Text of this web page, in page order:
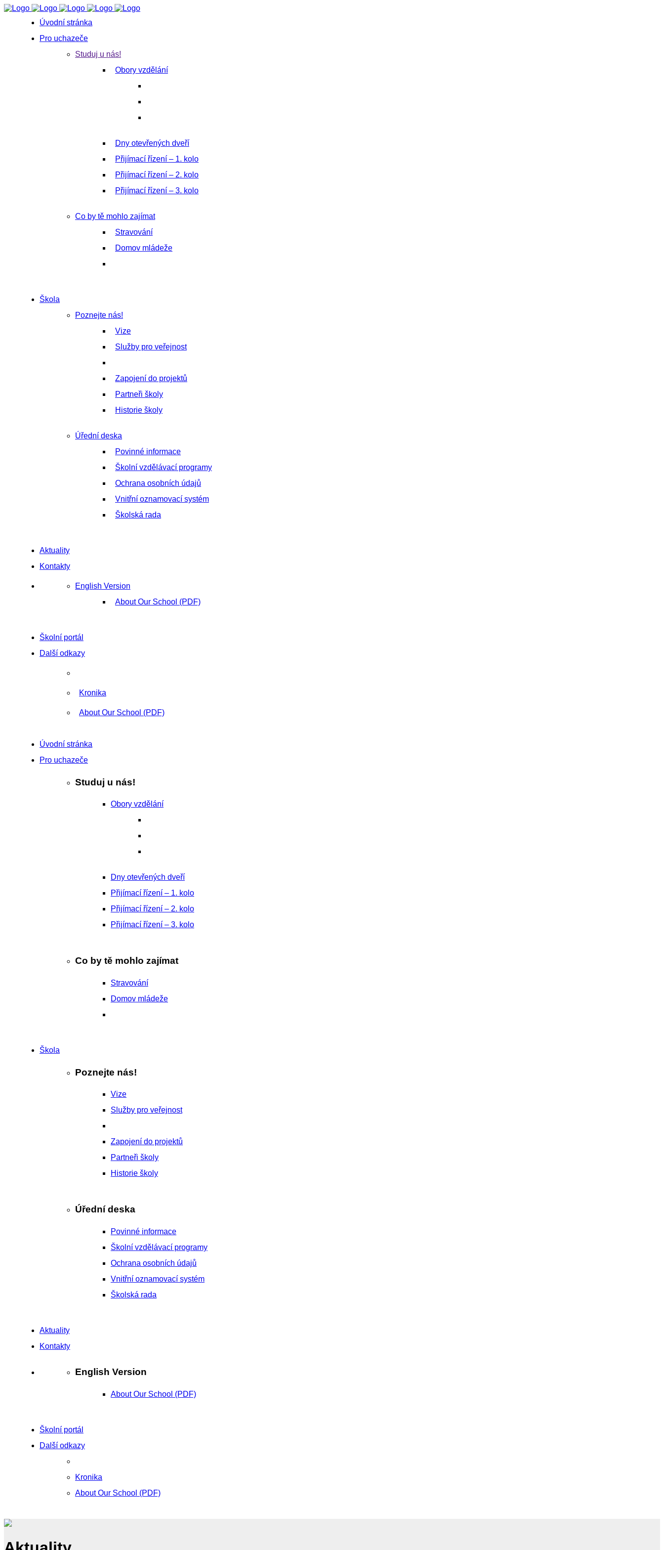
Úvodní stránka
Pro uchazeče
Studuj u nás!
Obory vzdělání
Dny otevřených dveří
Přijímací řízení – 1. kolo
Přijímací řízení – 2. kolo
Přijímací řízení – 3. kolo
Co by tě mohlo zajímat
Stravování
Domov mládeže
Škola
Poznejte nás!
Vize
Služby pro veřejnost
Zapojení do projektů
Partneři školy
Historie školy
Úřední deska
Povinné informace
Školní vzdělávací programy
Ochrana osobních údajů
Vnitřní oznamovací systém
Školská rada
Aktuality
Kontakty
English Version
About Our School (PDF)
Školní portál
Další odkazy
Kronika
About Our School (PDF)
Úvodní stránka
Pro uchazeče
Studuj u nás!
Obory vzdělání
Dny otevřených dveří
Přijímací řízení – 1. kolo
Přijímací řízení – 2. kolo
Přijímací řízení – 3. kolo
Co by tě mohlo zajímat
Stravování
Domov mládeže
Škola
Poznejte nás!
Vize
Služby pro veřejnost
Zapojení do projektů
Partneři školy
Historie školy
Úřední deska
Povinné informace
Školní vzdělávací programy
Ochrana osobních údajů
Vnitřní oznamovací systém
Školská rada
Aktuality
Kontakty
English Version
About Our School (PDF)
Školní portál
Další odkazy
Kronika
About Our School (PDF)